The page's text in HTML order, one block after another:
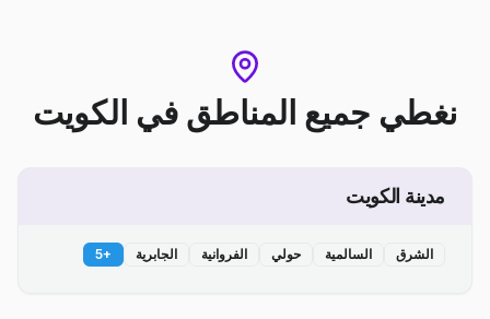
نغطي جميع المناطق في الكويت
مدينة الكويت
الشرق السالمية حولي الفروانية الجابرية +
5